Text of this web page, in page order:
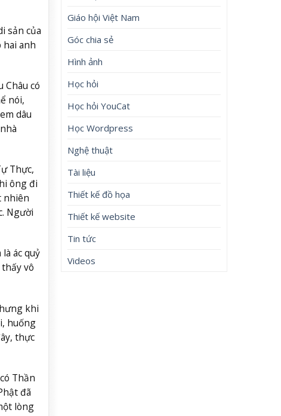
sản của
hai anh
Châu có
nói,
dâu
Thực,
ông đi
nhiên
Người
ác quỷ
vô
khi
huống
thực
Thần
đã
lòng
Giáo hội Việt Nam
Góc chia sẻ
Hình ảnh
Học hỏi
Học hỏi YouCat
Học Wordpress
Nghệ thuật
Tài liệu
Thiết kế đồ họa
Thiết kế website
Tin tức
Videos